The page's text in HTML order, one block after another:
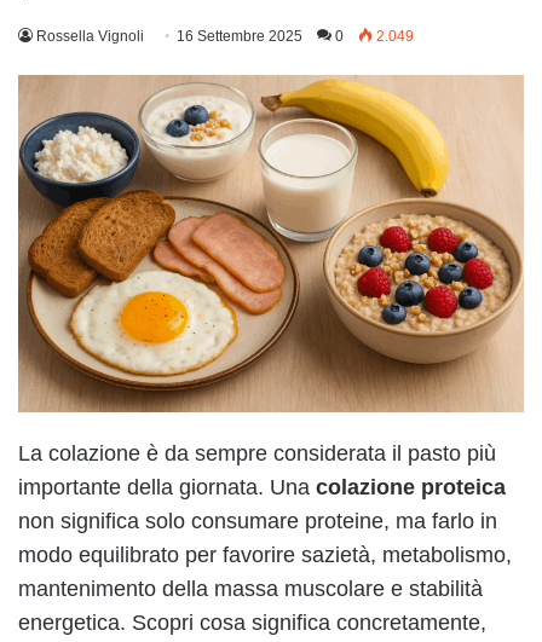
Rossella Vignoli 16 Settembre 2025 0 2.049
La colazione è da sempre considerata il pasto più
importante della giornata. Una colazione proteica
non significa solo consumare proteine, ma farlo in
modo equilibrato per favorire sazietà, metabolismo,
mantenimento della massa muscolare e stabilità
energetica. Scopri cosa significa concretamente,